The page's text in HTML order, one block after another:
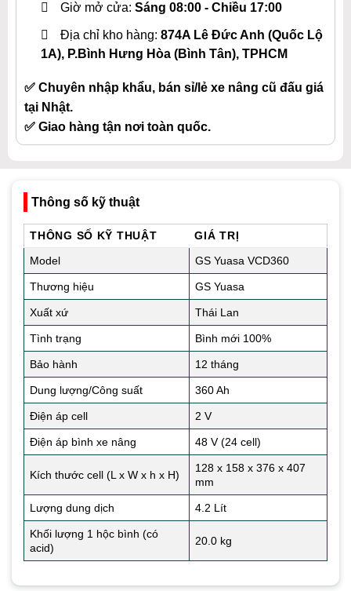
Giờ mở cửa: Sáng 08:00 - Chiều 17:00
Địa chỉ kho hàng: 874A Lê Đức Anh (Quốc Lộ
1A), P.Bình Hưng Hòa (Bình Tân), TPHCM
✅ Chuyên nhập khẩu, bán sỉ/lẻ xe nâng cũ đấu giá
tại Nhật.
✅ Giao hàng tận nơi toàn quốc.
Thông số kỹ thuật
THÔNG SỐ KỸ THUẬT
GIÁ TRỊ
Model
GS Yuasa VCD360
Thương hiệu GS Yuasa
Xuất xứ Thái Lan
Tình trạng Bình mới 100%
Bảo hành 12 tháng
Dung lượng/Công suất 360 Ah
Điện áp cell 2 V
Điện áp bình xe nâng 48 V (24 cell)
Kích thước cell (L x W x h x H)
128 x 158 x 376 x 407
mm
Lượng dung dịch 4.2 Lít
Khối lượng 1 hộc bình (có
acid)
20.0 kg